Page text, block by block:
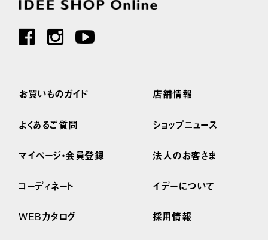
お買いものガイド
よくあるご質問
マイページ・会員登録
コーディネート
WEBカタログ
店舗情報
ショップニュース
法人のお客さま
イデーについて
採用情報